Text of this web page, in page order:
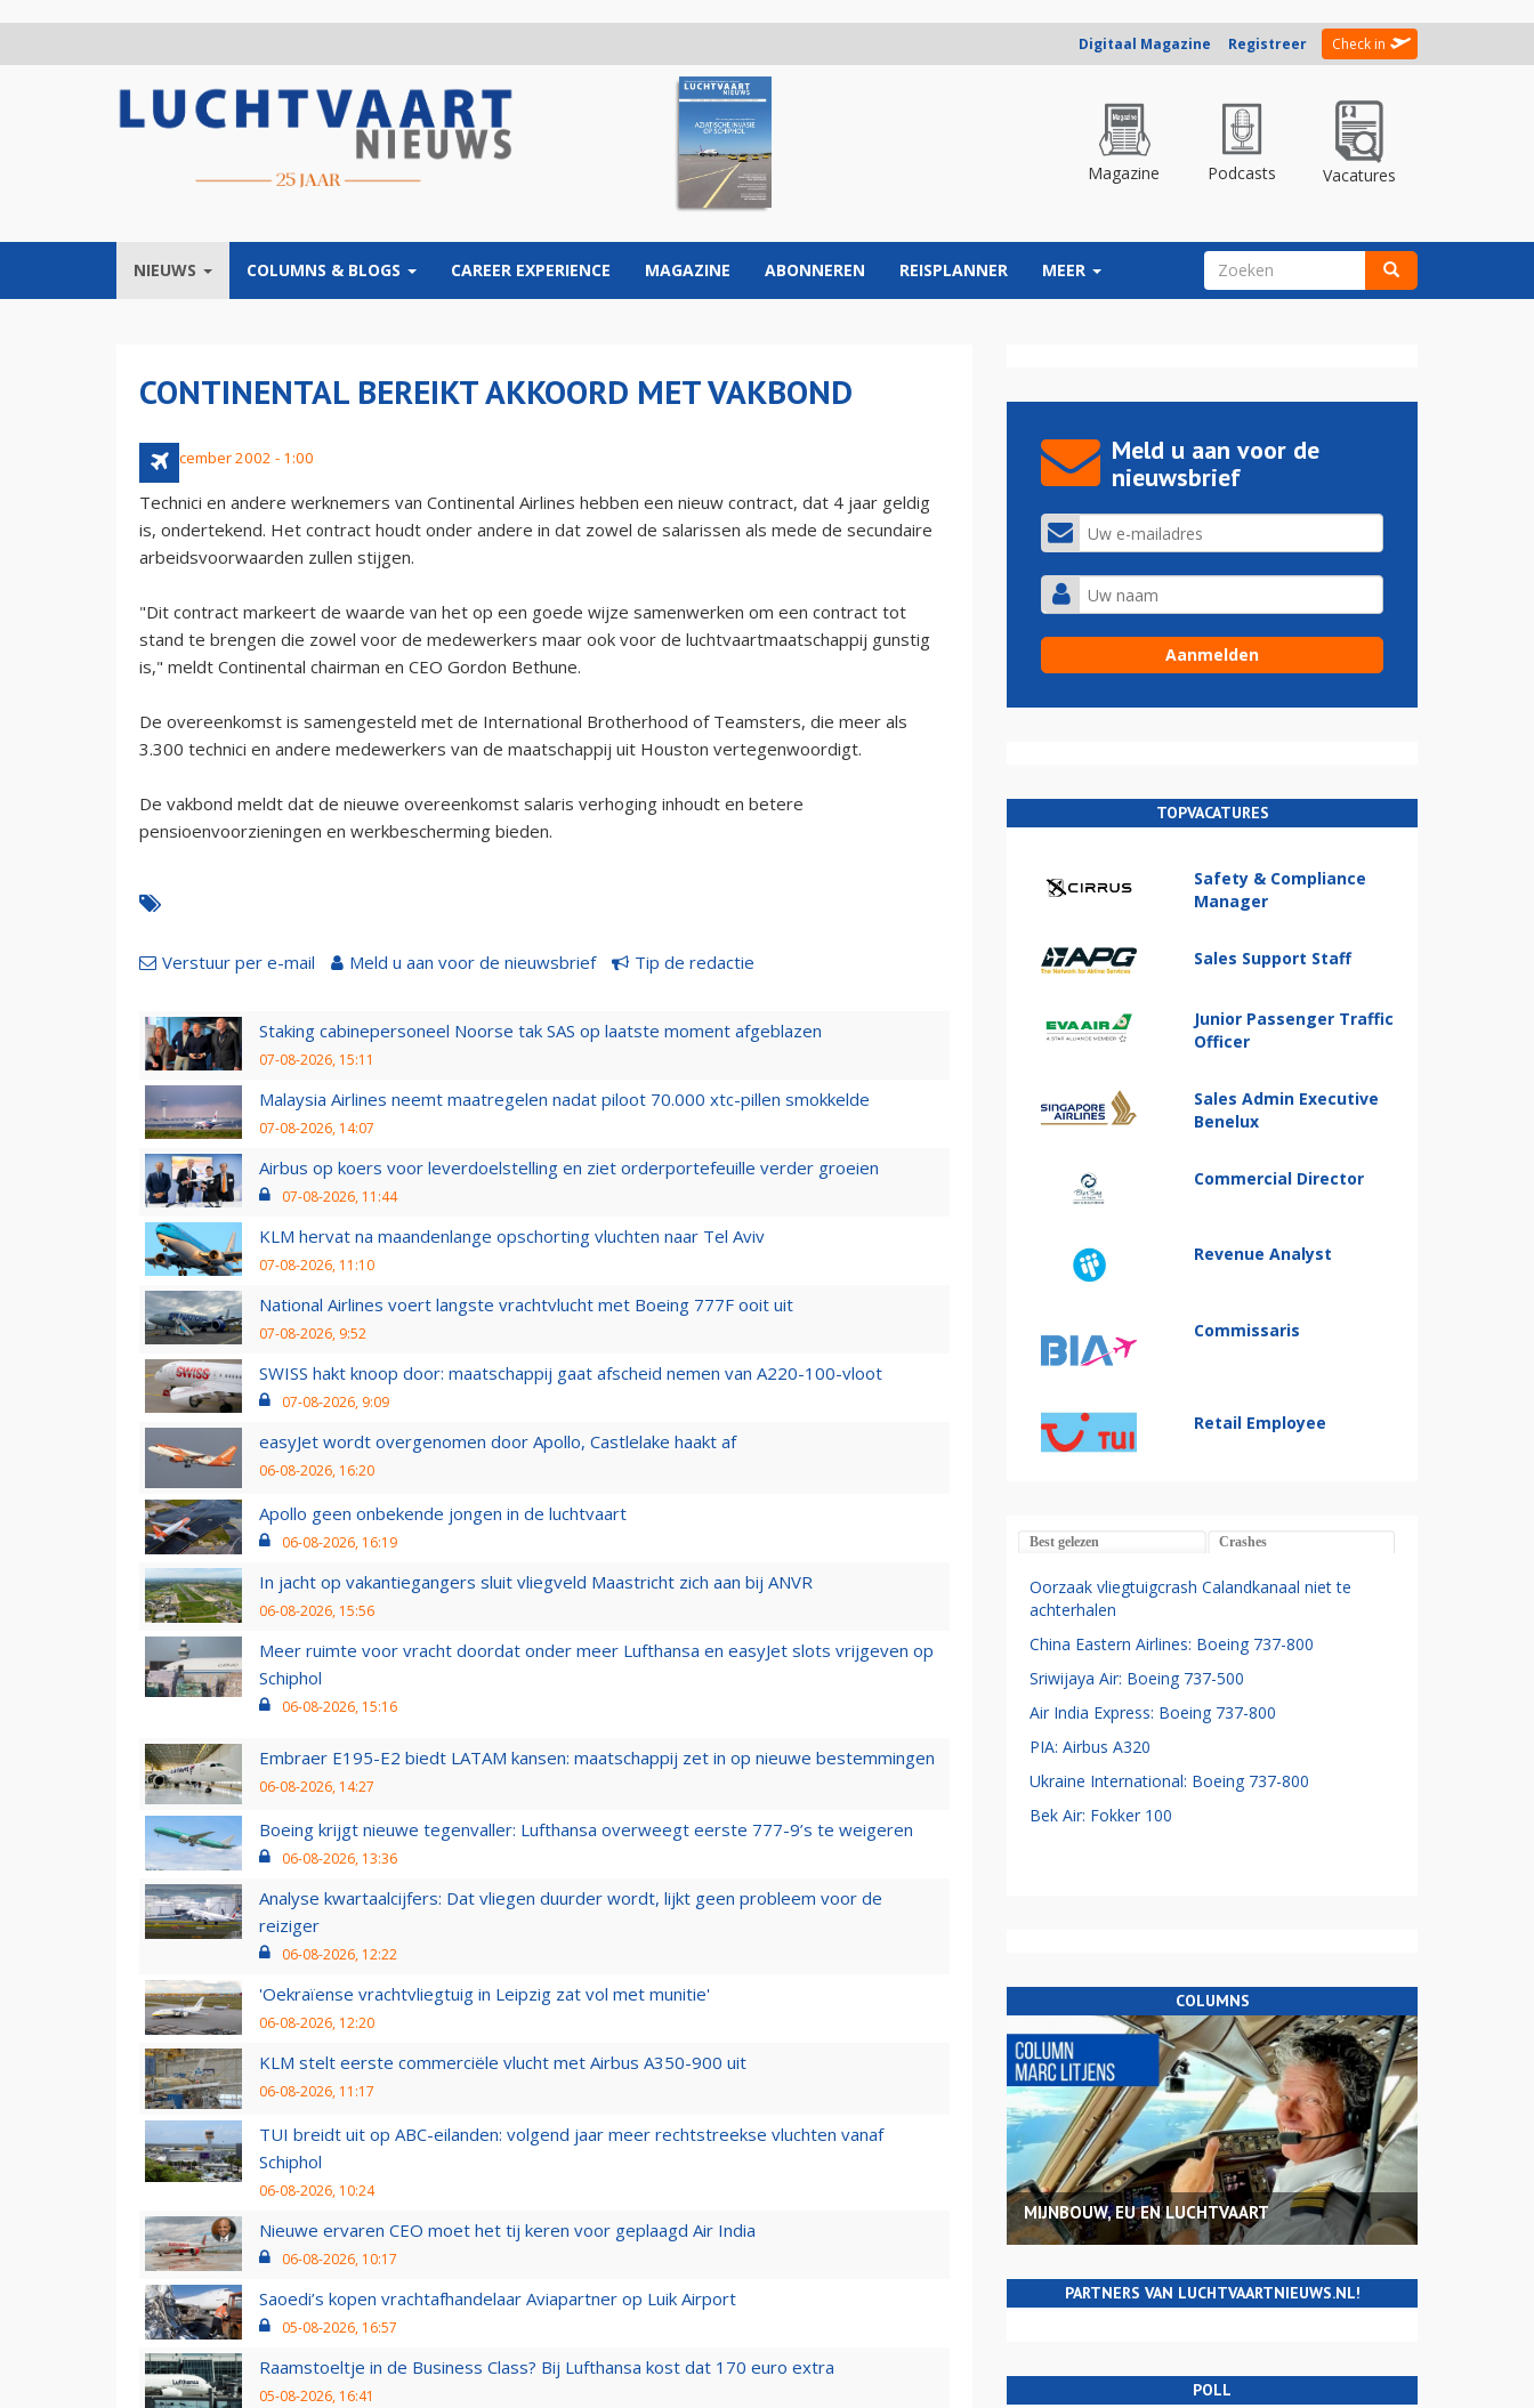
Digitaal Magazine Registreer Check in
Magazine Podcasts Vacatures
NIEUWS COLUMNS & BLOGS CAREER EXPERIENCE MAGAZINE ABONNEREN REISPLANNER MEER ZOEKVELD
CONTINENTAL BEREIKT AKKOORD MET VAKBOND
29 december 2002 - 1:00
Technici en andere werknemers van Continental Airlines hebben een nieuw contract, dat 4 jaar geldig
is, ondertekend. Het contract houdt onder andere in dat zowel de salarissen als mede de secundaire
arbeidsvoorwaarden zullen stijgen.
"Dit contract markeert de waarde van het op een goede wijze samenwerken om een contract tot
stand te brengen die zowel voor de medewerkers maar ook voor de luchtvaartmaatschappij gunstig
is," meldt Continental chairman en CEO Gordon Bethune.
De overeenkomst is samengesteld met de International Brotherhood of Teamsters, die meer als
3.300 technici en andere medewerkers van de maatschappij uit Houston vertegenwoordigt.
De vakbond meldt dat de nieuwe overeenkomst salaris verhoging inhoudt en betere
pensioenvoorzieningen en werkbescherming bieden.
Verstuur per e-mail Meld u aan voor de nieuwsbrief Tip de redactie
Staking cabinepersoneel Noorse tak SAS op laatste moment afgeblazen
07-08-2026, 15:11
Malaysia Airlines neemt maatregelen nadat piloot 70.000 xtc-pillen smokkelde
07-08-2026, 14:07
Airbus op koers voor leverdoelstelling en ziet orderportefeuille verder groeien
07-08-2026, 11:44
KLM hervat na maandenlange opschorting vluchten naar Tel Aviv
07-08-2026, 11:10
National Airlines voert langste vrachtvlucht met Boeing 777F ooit uit
07-08-2026, 9:52
SWISS hakt knoop door: maatschappij gaat afscheid nemen van A220-100-vloot
07-08-2026, 9:09
easyJet wordt overgenomen door Apollo, Castlelake haakt af
06-08-2026, 16:20
Apollo geen onbekende jongen in de luchtvaart
06-08-2026, 16:19
In jacht op vakantiegangers sluit vliegveld Maastricht zich aan bij ANVR
06-08-2026, 15:56
Meer ruimte voor vracht doordat onder meer Lufthansa en easyJet slots vrijgeven op
Schiphol
06-08-2026, 15:16
Embraer E195-E2 biedt LATAM kansen: maatschappij zet in op nieuwe bestemmingen
06-08-2026, 14:27
Boeing krijgt nieuwe tegenvaller: Lufthansa overweegt eerste 777-9’s te weigeren
06-08-2026, 13:36
Analyse kwartaalcijfers: Dat vliegen duurder wordt, lijkt geen probleem voor de
reiziger
06-08-2026, 12:22
'Oekraïense vrachtvliegtuig in Leipzig zat vol met munitie'
06-08-2026, 12:20
KLM stelt eerste commerciële vlucht met Airbus A350-900 uit
06-08-2026, 11:17
TUI breidt uit op ABC-eilanden: volgend jaar meer rechtstreekse vluchten vanaf
Schiphol
06-08-2026, 10:24
Nieuwe ervaren CEO moet het tij keren voor geplaagd Air India
06-08-2026, 10:17
Saoedi’s kopen vrachtafhandelaar Aviapartner op Luik Airport
05-08-2026, 16:57
Raamstoeltje in de Business Class? Bij Lufthansa kost dat 170 euro extra
05-08-2026, 16:41
Meld u aan voor de
nieuwsbrief
TOPVACATURES
Safety & Compliance
Manager
Sales Support Staff
Junior Passenger Traffic
Officer
Sales Admin Executive
Benelux
Commercial Director
Revenue Analyst
Commissaris
Retail Employee
Best gelezen Crashes
Oorzaak vliegtuigcrash Calandkanaal niet te
achterhalen
China Eastern Airlines: Boeing 737-800
Sriwijaya Air: Boeing 737-500
Air India Express: Boeing 737-800
PIA: Airbus A320
Ukraine International: Boeing 737-800
Bek Air: Fokker 100
COLUMNS
MIJNBOUW, EU EN LUCHTVAART
PARTNERS VAN LUCHTVAARTNIEUWS.NL!
POLL